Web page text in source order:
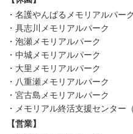
・名護やんばるメモリアルパーク
・具志川メモリアルパーク
・泡瀬メモリアルパーク
・中城メモリアルパーク
・大里メモリアルパーク
・八重瀬メモリアルパーク
・宮古島メモリアルパーク
・メモリアル終活支援センター
【営業】